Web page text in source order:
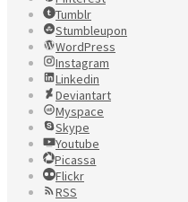
Tumblr
Stumbleupon
WordPress
Instagram
Linkedin
Deviantart
Myspace
Skype
Youtube
Picassa
Flickr
RSS